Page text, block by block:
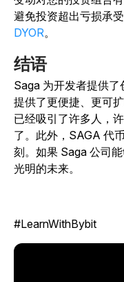
避免投资超出亏损承
DYOR。
结语
Saga 为开发者提供
提供了更便捷、更可
已经吸引了许多人，
了。此外，SAGA 代
刻。如果 Saga 公司
光明的未来。
#LearnWithBybit